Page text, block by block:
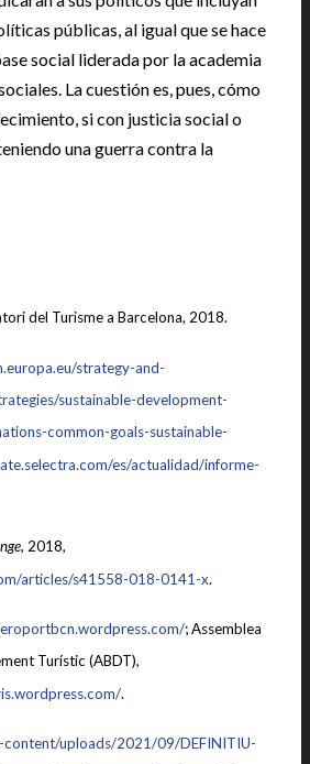
públicas, al igual que se hace
social liderada por la academia
La cuestión es, pues, cómo
si con justicia social o
una guerra contra la
del Turisme a Barcelona, 2018.
strategy-and-
sustainable-development-
common-goals-sustainable-
es/actualidad/informe-
2018,
articles/s41558-018-0141-x.
; Assemblea
Turístic (ABDT),
.
uploads/2021/09/DEFINITIU-